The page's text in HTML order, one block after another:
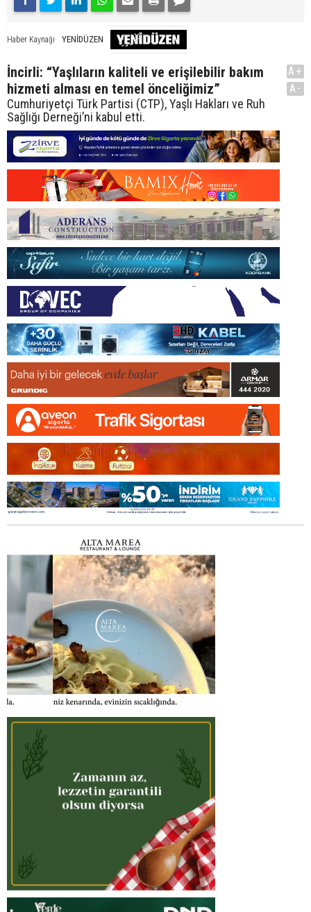
Haber Kaynağı YENİDÜZEN
İncirli: “Yaşlıların kaliteli ve erişilebilir bakım
hizmeti alması en temel önceliğimiz”
Cumhuriyetçi Türk Partisi (CTP), Yaşlı Hakları ve Ruh
Sağlığı Derneği’ni kabul etti.
A+
A-